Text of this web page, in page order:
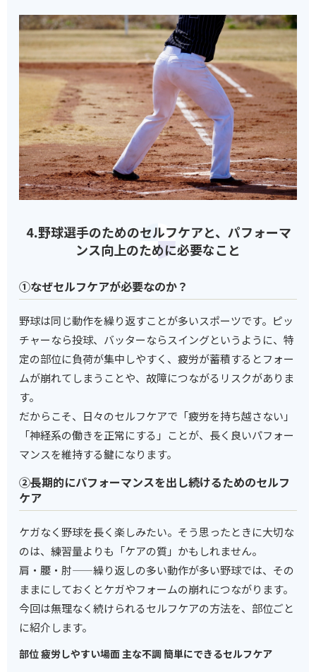
⒋野球選手のためのセルフケアと、パフォーマ
ンス向上のために必要なこと
①なぜセルフケアが必要なのか？
野球は同じ動作を繰り返すことが多いスポーツです。ピッ
チャーなら投球、バッターならスイングというように、特
定の部位に負荷が集中しやすく、疲労が蓄積するとフォー
ムが崩れてしまうことや、故障につながるリスクがありま
す。
だからこそ、日々のセルフケアで「疲労を持ち越さない」
「神経系の働きを正常にする」ことが、長く良いパフォー
マンスを維持する鍵になります。
②長期的にパフォーマンスを出し続けるためのセルフ
ケア
ケガなく野球を長く楽しみたい。そう思ったときに大切な
のは、練習量よりも「ケアの質」かもしれません。
肩・腰・肘——繰り返しの多い動作が多い野球では、その
ままにしておくとケガやフォームの崩れにつながります。
今回は無理なく続けられるセルフケアの方法を、部位ごと
に紹介します。
部位 疲労しやすい場面 主な不調 簡単にできるセルフケア